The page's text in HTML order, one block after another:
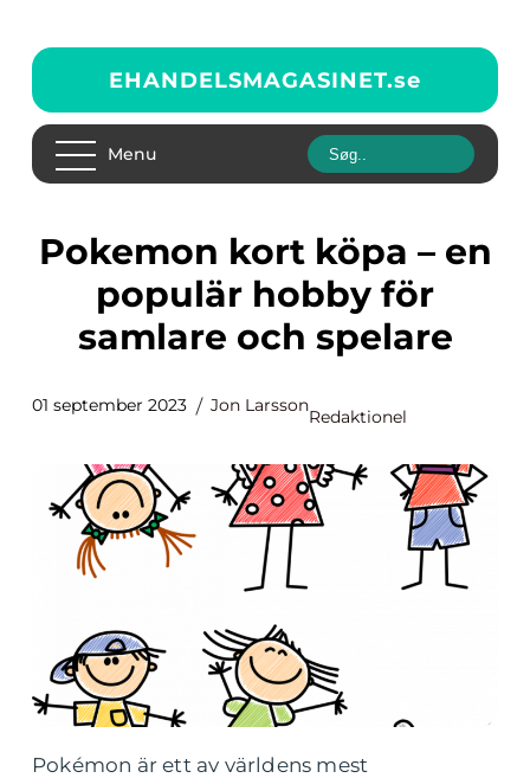
EHANDELSMAGASINET.se
Menu
Pokemon kort köpa – en
populär hobby för
samlare och spelare
01 september 2023 Jon Larsson
Redaktionel
Pokémon är ett av världens mest